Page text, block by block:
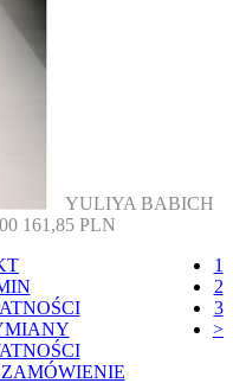
YULIYA BABICH
161,85 PLN
1
2
3
>